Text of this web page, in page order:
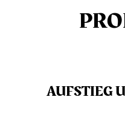
AUFSTIEG